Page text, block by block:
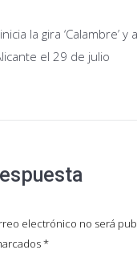
la gira ‘Calambre’ y
el 29 de julio
electrónico no será
*